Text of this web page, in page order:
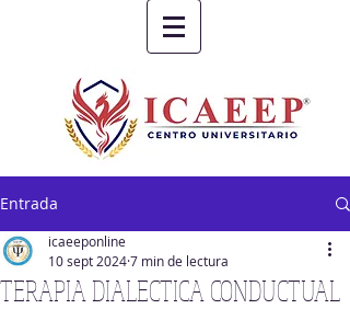
Entrada
TERAPIA DIALECTICA CONDUCTUAL
icaeeponline
10 sept 20247 min de lectura